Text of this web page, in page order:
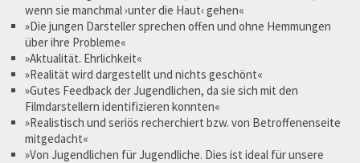
wenn sie manchmal ›unter die Haut‹ gehen«
»Die jungen Darsteller sprechen offen und ohne Hemmungen
über ihre Probleme«
»Aktualität. Ehrlichkeit«
»Realität wird dargestellt und nichts geschönt«
»Gutes Feedback der Jugendlichen, da sie sich mit den
Filmdarstellern identifizieren konnten«
»Realistisch und seriös recherchiert bzw. von Betroffenenseite
mitgedacht«
»Von Jugendlichen für Jugendliche. Dies ist ideal für unsere